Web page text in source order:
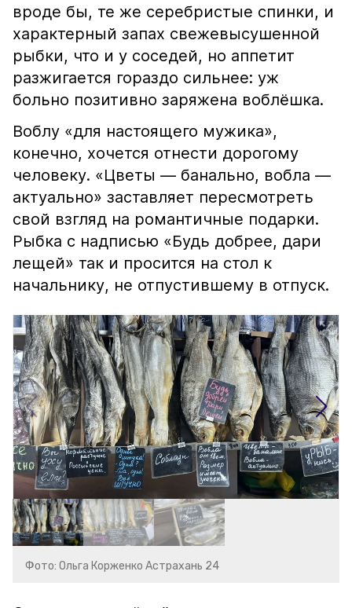
вроде бы, те же серебристые спинки, и
характерный запах свежевысушенной
рыбки, что и у соседей, но аппетит
разжигается гораздо сильнее: уж
больно позитивно заряжена воблёшка.
Воблу «для настоящего мужика»,
конечно, хочется отнести дорогому
человеку. «Цветы — банально, вобла —
актуально» заставляет пересмотреть
свой взгляд на романтичные подарки.
Рыбка с надписью «Будь добрее, дари
лещей» так и просится на стол к
начальнику, не отпустившему в отпуск.
Фото: Ольга Корженко Астрахань 24